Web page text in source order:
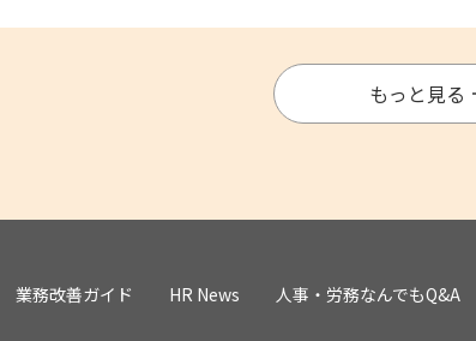
もっと見る
業務改善ガイド HR News 人事・労務なんでもQ&A